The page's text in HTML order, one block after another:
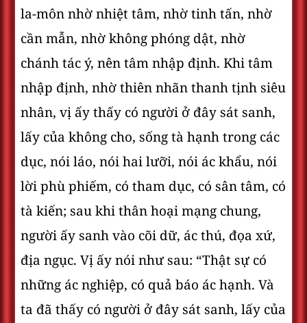
la-môn nhờ nhiệt tâm, nhờ tinh tấn, nhờ
cần mẫn, nhờ không phóng dật, nhờ
chánh tác ý, nên tâm nhập định. Khi tâm
nhập định, nhờ thiên nhãn thanh tịnh siêu
nhân, vị ấy thấy có người ở đây sát sanh,
lấy của không cho, sống tà hạnh trong các
dục, nói láo, nói hai lưỡi, nói ác khẩu, nói
lời phù phiếm, có tham dục, có sân tâm, có
tà kiến; sau khi thân hoại mạng chung,
người ấy sanh vào cõi dữ, ác thú, đọa xứ,
địa ngục. Vị ấy nói như sau: “Thật sự có
những ác nghiệp, có quả báo ác hạnh. Và
ta đã thấy có người ở đây sát sanh, lấy của